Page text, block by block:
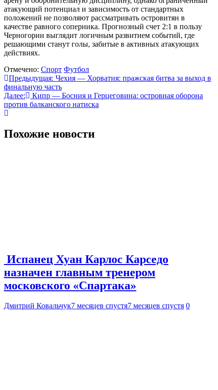
атакующий потенциал и зависимость от стандартных
положений не позволяют рассматривать островитян в
качестве равного соперника. Прогнозный счет 2:1 в пользу
Черногории выглядит логичным развитием событий, где
решающими станут голы, забитые в активных атакующих
действиях.
Отмечено: Спорт Футбол
Навигация
по
записям
Предыдущая: Чехия — Хорватия: пражская битва за выход в
финальную часть
Далее:
Кипр — Босния и Герцеговина: островная оборона
против балканского натиска
Похожие новости
Испанец Хуан Карлос Карседо
назначен главным тренером
московского «Спартака»
Дмитрий Ковальчук7 месяцев спустя7 месяцев спустя 0